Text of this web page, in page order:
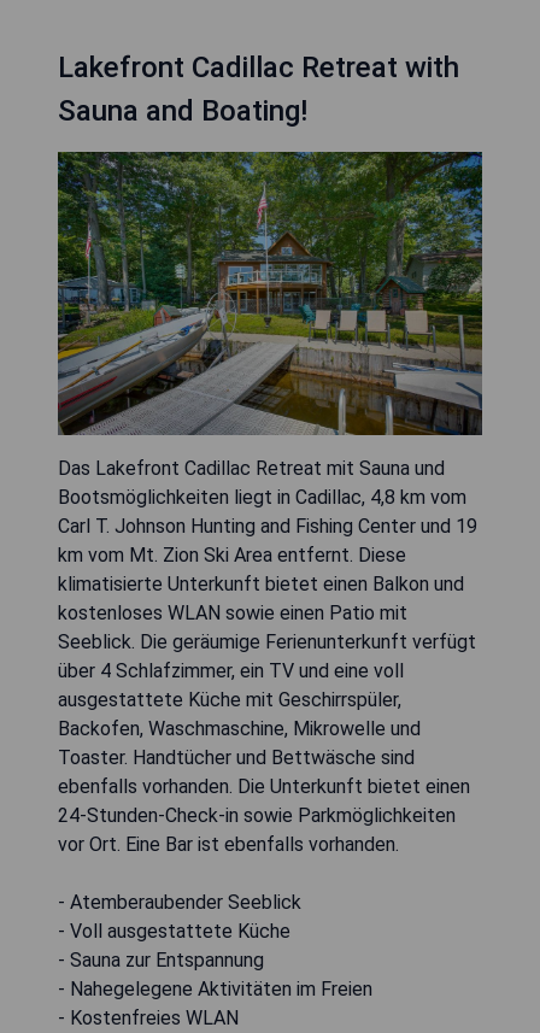
Lakefront Cadillac Retreat with
Sauna and Boating!
Das Lakefront Cadillac Retreat mit Sauna und
Bootsmöglichkeiten liegt in Cadillac, 4,8 km vom
Carl T. Johnson Hunting and Fishing Center und 19
km vom Mt. Zion Ski Area entfernt. Diese
klimatisierte Unterkunft bietet einen Balkon und
kostenloses WLAN sowie einen Patio mit
Seeblick. Die geräumige Ferienunterkunft verfügt
über 4 Schlafzimmer, ein TV und eine voll
ausgestattete Küche mit Geschirrspüler,
Backofen, Waschmaschine, Mikrowelle und
Toaster. Handtücher und Bettwäsche sind
ebenfalls vorhanden. Die Unterkunft bietet einen
24-Stunden-Check-in sowie Parkmöglichkeiten
vor Ort. Eine Bar ist ebenfalls vorhanden.
- Atemberaubender Seeblick
- Voll ausgestattete Küche
- Sauna zur Entspannung
- Nahegelegene Aktivitäten im Freien
- Kostenfreies WLAN